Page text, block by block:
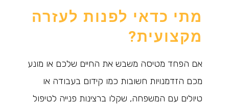
מתי כדאי לפנות לעזרה
מקצועית?
אם הפחד מטיסה משבש את החיים שלכם או מונע
מכם הזדמנויות חשובות כמו קידום בעבודה או
טיולים עם המשפחה, שקלו ברצינות פנייה לטיפול